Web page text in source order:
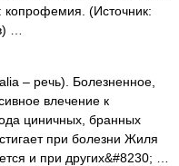
копрофемия. (Источник:
…
– речь). Болезненное,
влечение к
циничных, бранных
при болезни Жиля
и при других&#8230; …